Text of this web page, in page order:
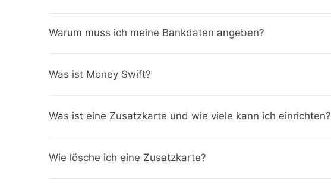
Warum muss ich meine Bankdaten angeben?
Was ist Money Swift?
Was ist eine Zusatzkarte und wie viele kann ich einrichten?
Wie lösche ich eine Zusatzkarte?